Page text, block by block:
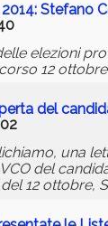
Stefano
elezioni
12
del
una
del
12 ottobre,